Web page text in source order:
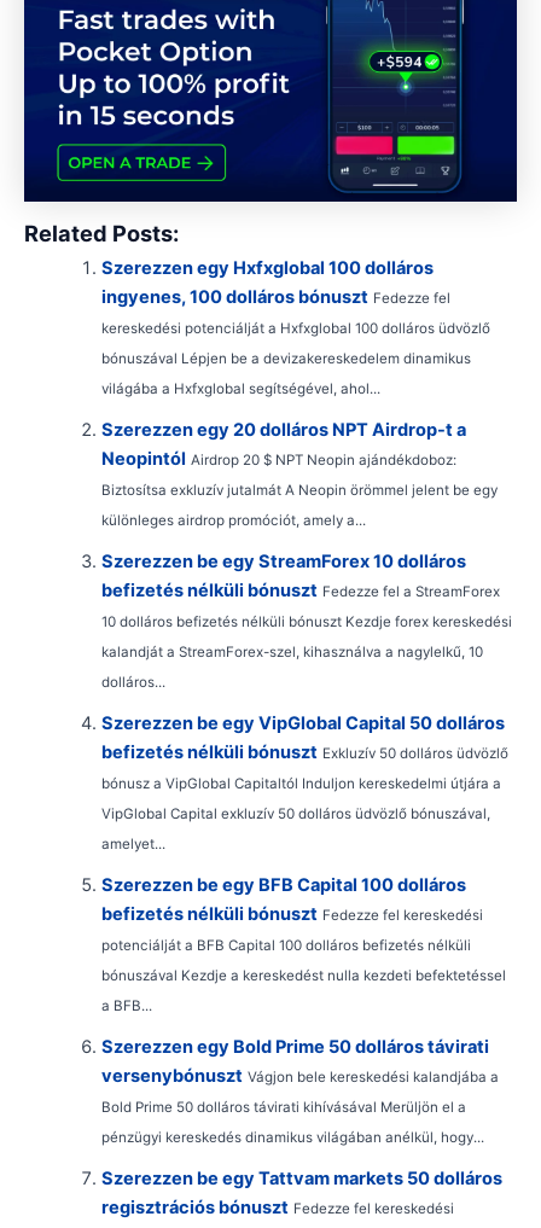
Related Posts:
Szerezzen egy Hxfxglobal 100 dolláros
ingyenes, 100 dolláros bónuszt Fedezze fel
kereskedési potenciálját a Hxfxglobal 100 dolláros üdvözlő
bónuszával Lépjen be a devizakereskedelem dinamikus
világába a Hxfxglobal segítségével, ahol...
Szerezzen egy 20 dolláros NPT Airdrop-t a
Neopintól Airdrop 20 $ NPT Neopin ajándékdoboz:
Biztosítsa exkluzív jutalmát A Neopin örömmel jelent be egy
különleges airdrop promóciót, amely a...
Szerezzen be egy StreamForex 10 dolláros
befizetés nélküli bónuszt Fedezze fel a StreamForex
10 dolláros befizetés nélküli bónuszt Kezdje forex kereskedési
kalandját a StreamForex-szel, kihasználva a nagylelkű, 10
dolláros...
Szerezzen be egy VipGlobal Capital 50 dolláros
befizetés nélküli bónuszt Exkluzív 50 dolláros üdvözlő
bónusz a VipGlobal Capitaltól Induljon kereskedelmi útjára a
VipGlobal Capital exkluzív 50 dolláros üdvözlő bónuszával,
amelyet...
Szerezzen be egy BFB Capital 100 dolláros
befizetés nélküli bónuszt Fedezze fel kereskedési
potenciálját a BFB Capital 100 dolláros befizetés nélküli
bónuszával Kezdje a kereskedést nulla kezdeti befektetéssel
a BFB...
Szerezzen egy Bold Prime 50 dolláros távirati
versenybónuszt Vágjon bele kereskedési kalandjába a
Bold Prime 50 dolláros távirati kihívásával Merüljön el a
pénzügyi kereskedés dinamikus világában anélkül, hogy...
Szerezzen be egy Tattvam markets 50 dolláros
regisztrációs bónuszt Fedezze fel kereskedési